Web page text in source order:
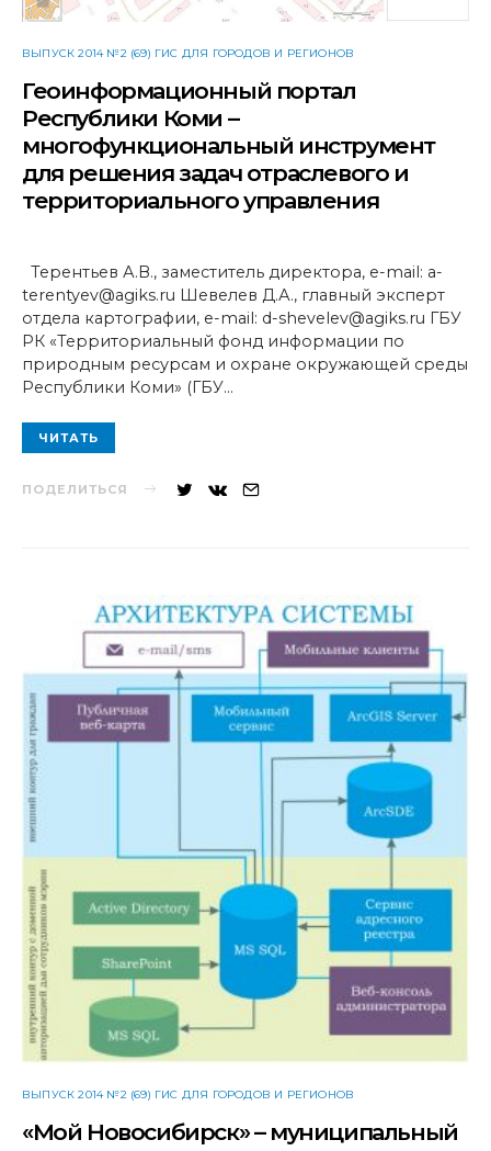
ВЫПУСК 2014 №2 (69) ГИС ДЛЯ ГОРОДОВ И РЕГИОНОВ
Геоинформационный портал
Республики Коми –
многофункциональный инструмент
для решения задач отраслевого и
территориального управления
Терентьев А.В., заместитель директора, e-mail: a-
terentyev@agiks.ru Шевелев Д.А., главный эксперт
отдела картографии, e-mail: d-shevelev@agiks.ru ГБУ
РК «Территориальный фонд информации по
природным ресурсам и охране окружающей среды
Республики Коми» (ГБУ…
ЧИТАТЬ
ПОДЕЛИТЬСЯ
ВЫПУСК 2014 №2 (69) ГИС ДЛЯ ГОРОДОВ И РЕГИОНОВ
«Мой Новосибирск» – муниципальный